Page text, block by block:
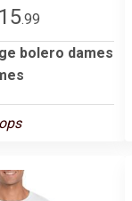
.99
bolero dames